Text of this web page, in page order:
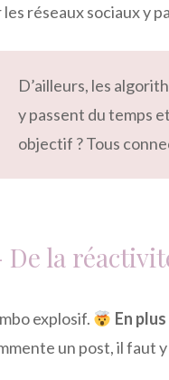
les réseaux sociaux y
D’ailleurs, les
y passent du temps
objectif ? Tous
De la
explosif. En
un post, il faut